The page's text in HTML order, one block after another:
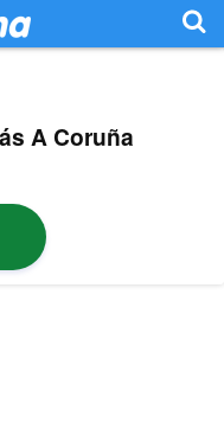
A Coruña